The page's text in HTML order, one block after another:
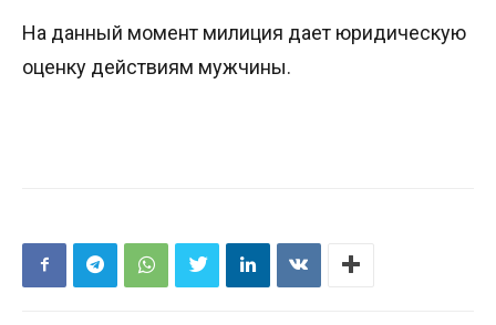
На данный момент милиция дает юридическую
оценку действиям мужчины.